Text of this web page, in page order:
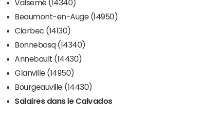
Valsemé (14340)
Beaumont-en-Auge (14950)
Clarbec (14130)
Bonnebosq (14340)
Annebault (14430)
Glanville (14950)
Bourgeauville (14430)
Salaires dans le Calvados